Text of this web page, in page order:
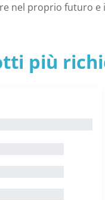
nel proprio futuro
più